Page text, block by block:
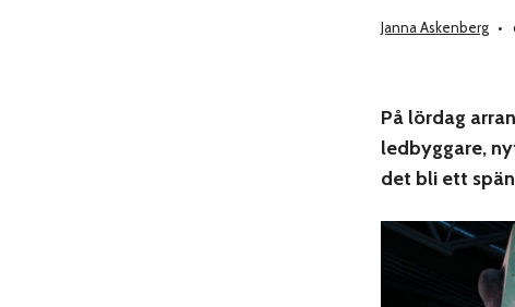
Janna Askenberg
På lördag
ledbyggare,
det bli ett